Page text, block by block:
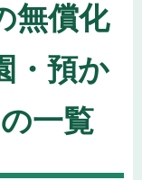
無償化
・預か
一覧